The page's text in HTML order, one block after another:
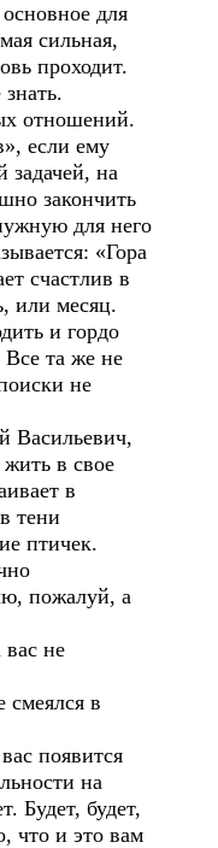
для
сильная,
проходит.
отношений.
если ему
задачей, на
закончить
для него
«Гора
счастлив в
или месяц.
и гордо
Все та же не
не
Васильевич,
в свое
в
тени
птичек.
пожалуй, а
не
смеялся в
появится
на
Будет, будет,
что и это вам